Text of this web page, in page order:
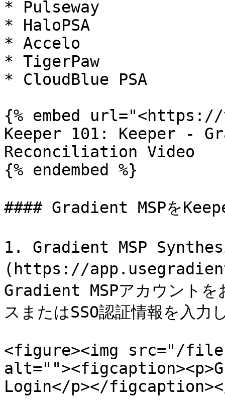
* Pulseway
* HaloPSA
* Accelo
* TigerPaw
* CloudBlue PSA
{% embed url="<https://
Keeper 101: Keeper -
Reconciliation Video
{% endembed %}
#### Gradient MSPを
1. Gradient MSP
(https://
Gradient MSPアカウントを
スまたはSSO認証情報を入力
<figure><img src="/
Login</p></